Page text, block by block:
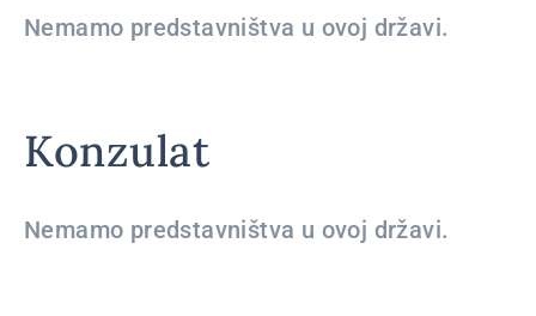
Nemamo predstavništva u ovoj državi.
Konzulat
Nemamo predstavništva u ovoj državi.